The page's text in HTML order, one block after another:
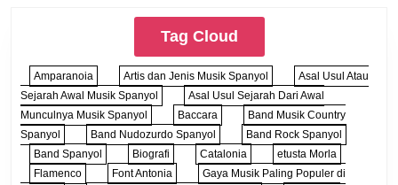
Tag Cloud
Amparanoia Artis dan Jenis Musik Spanyol
Asal Usul Atau
Sejarah Awal Musik Spanyol
Asal Usul Sejarah Dari Awal
Munculnya Musik Spanyol
Baccara
Band Musik Country
Spanyol
Band Nudozurdo Spanyol
Band Rock Spanyol
Band Spanyol
Biografi Catalonia
etusta Morla
Flamenco
Font Antonia Gaya Musik Paling Populer di